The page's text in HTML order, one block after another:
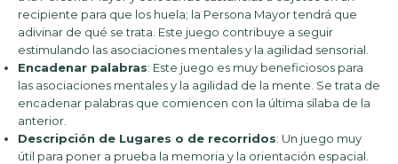
recipiente para que los huela; la Persona Mayor tendrá que
adivinar de qué se trata. Este juego contribuye a seguir
estimulando las asociaciones mentales y la agilidad sensorial.
Encadenar palabras: Este juego es muy beneficiosos para
las asociaciones mentales y la agilidad de la mente. Se trata de
encadenar palabras que comiencen con la última sílaba de la
anterior.
Descripción de Lugares o de recorridos: Un juego muy
útil para poner a prueba la memoria y la orientación espacial.